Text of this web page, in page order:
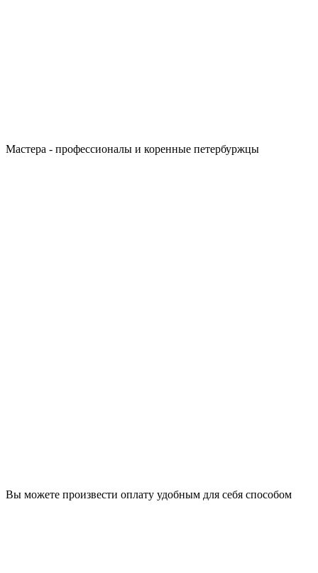
Мастера - профессионалы и коренные петербуржцы
Вы можете произвести оплату удобным для себя способом